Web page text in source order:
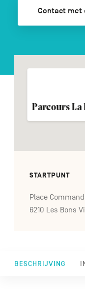
Contact met
BESCHRIJVING
Parcours
STARTPUNT
Place
6210 Les Bons